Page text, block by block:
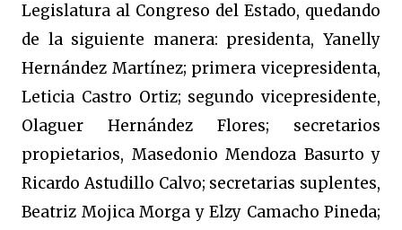
Legislatura al Congreso del Estado, quedando
de la siguiente manera: presidenta, Yanelly
Hernández Martínez; primera vicepresidenta,
Leticia Castro Ortiz; segundo vicepresidente,
Olaguer Hernández Flores; secretarios
propietarios, Masedonio Mendoza Basurto y
Ricardo Astudillo Calvo; secretarias suplentes,
Beatriz Mojica Morga y Elzy Camacho Pineda;